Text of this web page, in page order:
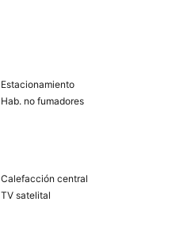
Estacionamiento
Hab. no fumadores
Calefacción central
TV satelital